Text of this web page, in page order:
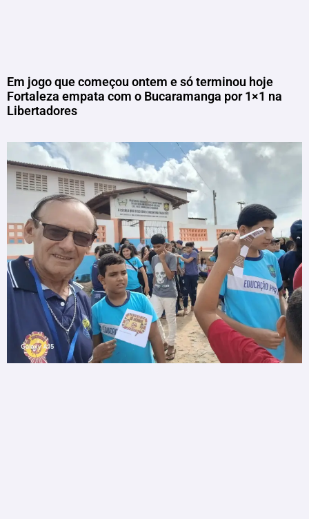
Em jogo que começou ontem e só terminou hoje
Fortaleza empata com o Bucaramanga por 1×1 na
Libertadores